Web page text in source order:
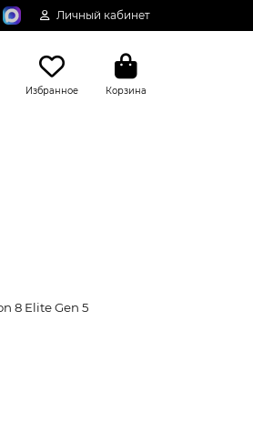
Личный кабинет
Избранное Корзина
8 Elite Gen 5